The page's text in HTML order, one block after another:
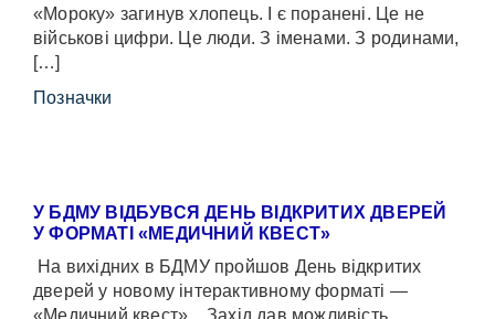
«Мороку» загинув хлопець. І є поранені. Це не
військові цифри. Це люди. З іменами. З родинами,
[…]
Позначки
У БДМУ ВІДБУВСЯ ДЕНЬ ВІДКРИТИХ ДВЕРЕЙ
У ФОРМАТІ «МЕДИЧНИЙ КВЕСТ»
На вихідних в БДМУ пройшов День відкритих
дверей у новому інтерактивному форматі —
«Медичний квест». Захід дав можливість